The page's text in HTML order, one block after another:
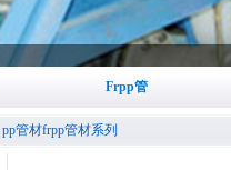
Frpp管
pp管材frpp管材系列